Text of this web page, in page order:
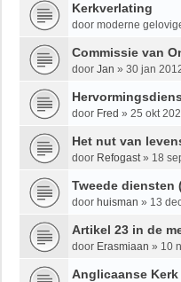
Kerkverlating
door moderne
Commissie van
door Jan » 30 jan
door Fred » 25 okt
Het nut van
door Refogast» 18
Tweede diensten
door huisman » 13
Artikel 23 in de
door Erasmiaan » 10
Anglicaanse Kerk